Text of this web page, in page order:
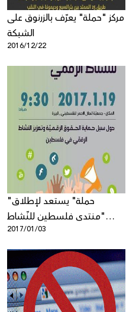
مركز "حملة" يعرّف بالزرنوق على
الشبكة
2016/12/22
"حملة" يستعد لإطلاق
"منتدى فلسطين للنّشاط
الرّقميّ"
2017/01/03